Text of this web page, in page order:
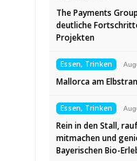
The Payments
deutliche
Projekten
Essen, Trinken
Mallorca am
Essen, Trinken
Rein in den Stall,
mitmachen und
Bayerischen Bio-